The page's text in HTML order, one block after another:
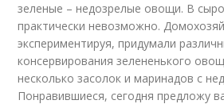
зеленые – недозрелые овощи. В
практически невозможно.
экспериментируя, придумали
консервирования зелененького
несколько засолок и маринадов с
Понравившиеся, сегодня предложу